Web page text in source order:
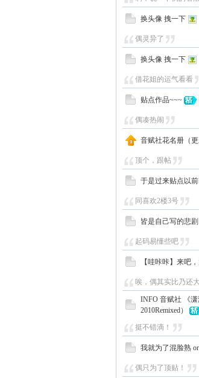
换头像 拽一下
偶灵异了
换头像 拽一下
借花姐的运气看看
贴点作品~~~
偶凑热闹
音赋社花名册（更
顶个，跟帖
于是过来贴点以前
同喜欢2楼3号
皆是自己写的悲剧
起码易懂些吧
【哇咔咔】来吧
唉，偶其实比乃还
INFO 音赋社 《
2010Remixed）
挺不错滴！
我就为了混脸熟
偶只为了顶贴！